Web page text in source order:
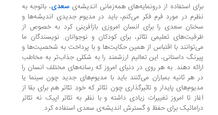
استفاده از درونمایه‌های همه‌زمانی اندیشه‌یسعدی، باتوجه به
در مورد فرم فکر می‌کنم، باید در مدیوم جدیدی اندیشه‌ها و
سعدی را برای انسان امروزی بازآفرینی کرد به خصوص از
تعلیمی تئاتر، برای کودکان و نوجوانان. نویسندگان ما
با اقتباس از همین حکایت‌ها و با پرداخت به شخصیت‌ها و
داستانی، این تعالیم ارزشمند را به شکلی جذاب‌تر به مخاطب
دهند. به هر روی در دنیای امروز که رسانه‌های مختلف انسان را
هر ثانیه بمباران می‌کنند باید با مدیوم‌های جدید چون سینما یا
پایدار و تاثیرگذاری چون تئاتر که خودِ تئاتر هم برای بقا از
تا امروز تغییرات زیادی داشته و با نظر به تئاتر اپیک نه تئاتر
برای حفظ و گسترش اندیشه‌ی سعدی استفاده کرد.